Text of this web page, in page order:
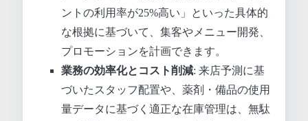
ントの利用率が25%高い」といった具体的
な根拠に基づいて、集客やメニュー開発、
プロモーションを計画できます。
業務の効率化とコスト削減: 来店予測に基
づいたスタッフ配置や、薬剤・備品の使用
量データに基づく適正な在庫管理は、無駄